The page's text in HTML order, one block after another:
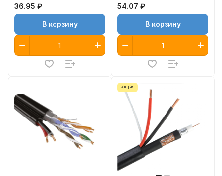
36.95 ₽
В корзину
54.07 ₽
В корзину
АКЦИЯ